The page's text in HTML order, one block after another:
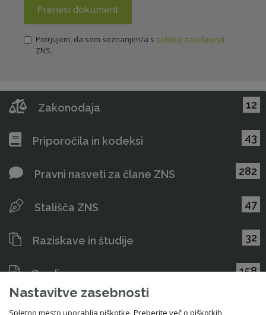
Prenesi dokument
Potrjujem, da sem seznanjen/a s politiko zasebnosti
ZNS.
Zakonodaja 12
Priporočila in kodeksi 43
Pravni nasveti za člane ZNS 282
Stališča ZNS 47
Raziskave in študije 32
Gradiva 158
Nastavitve zasebnosti